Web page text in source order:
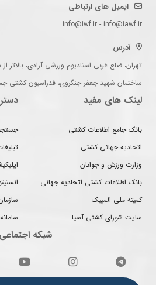
ایمیل های ارتباطی
info@iwf.ir - info@iawf.ir
آدرس
تهران، ضلع غربی استادیوم ورزشی آزادی،
ساختمان شهید جعفر جنگروی، فدراسیون کشتی
لینک های مفید
بانک جامع اطلاعات کشتی
اتحادیه جهانی کشتی
وزارت ورزش و جوانان
بانک اطلاعات کشتی اتحادیه جهانی
کمیته ملی المپیک
سایت شورای کشتی آسیا
شبکه اجتماعی